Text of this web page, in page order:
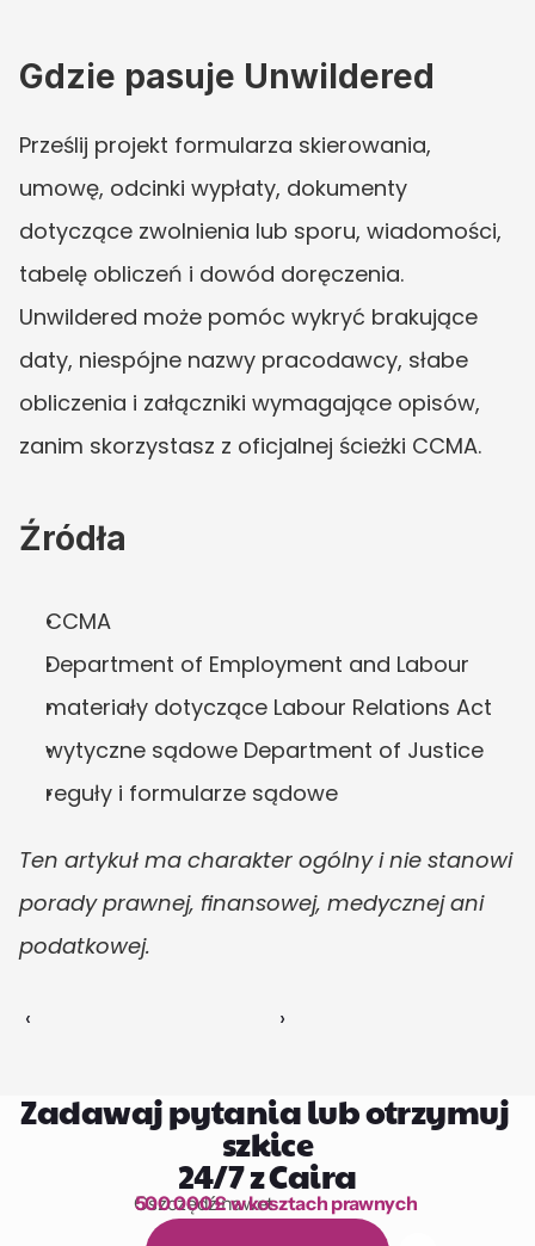
Gdzie pasuje Unwildered
Prześlij projekt formularza skierowania,
umowę, odcinki wypłaty, dokumenty
dotyczące zwolnienia lub sporu, wiadomości,
tabelę obliczeń i dowód doręczenia.
Unwildered może pomóc wykryć brakujące
daty, niespójne nazwy pracodawcy, słabe
obliczenia i załączniki wymagające opisów,
zanim skorzystasz z oficjalnej ścieżki CCMA.
Źródła
CCMA
Department of Employment and Labour
materiały dotyczące Labour Relations Act
wytyczne sądowe Department of Justice
reguły i formularze sądowe
Ten artykuł ma charakter ogólny i nie stanowi
porady prawnej, finansowej, medycznej ani
podatkowej.
‹ ›
Zadawaj pytania lub otrzymuj
szkice
24/7 z Caira
1 000 godzin czytania
Oszczędź nawet
500 000 £ w kosztach prawnych